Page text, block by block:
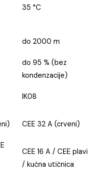
35 °C
do 2000 m
do 95 % (bez
kondenzacije)
IK08
CEE 32 A (crveni)
CEE 16 A / CEE plavi
/ kućna utičnica